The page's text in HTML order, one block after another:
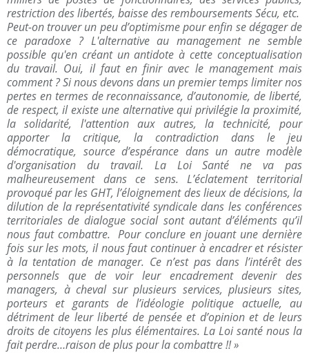
restriction des libertés, baisse des remboursements Sécu, etc.
Peut-on trouver un peu d’optimisme pour enfin se dégager de
ce paradoxe ? L'alternative au management ne semble
possible qu'en créant un antidote à cette conceptualisation
du travail. Oui, il faut en finir avec le management mais
comment ? Si nous devons dans un premier temps limiter nos
pertes en termes de reconnaissance, d’autonomie, de liberté,
de respect, il existe une alternative qui privilégie la proximité,
la solidarité, l'attention aux autres, la technicité, pour
apporter la critique, la contradiction dans le jeu
démocratique, source d’espérance dans un autre modèle
d'organisation du travail. La Loi Santé ne va pas
malheureusement dans ce sens. L’éclatement territorial
provoqué par les GHT, l’éloignement des lieux de décisions, la
dilution de la représentativité syndicale dans les conférences
territoriales de dialogue social sont autant d’éléments qu’il
nous faut combattre. Pour conclure en jouant une dernière
fois sur les mots, il nous faut continuer à encadrer et résister
à la tentation de manager. Ce n’est pas dans l’intérêt des
personnels que de voir leur encadrement devenir des
managers, à cheval sur plusieurs services, plusieurs sites,
porteurs et garants de l’idéologie politique actuelle, au
détriment de leur liberté de pensée et d’opinion et de leurs
droits de citoyens les plus élémentaires. La Loi santé nous la
fait perdre…raison de plus pour la combattre !! »